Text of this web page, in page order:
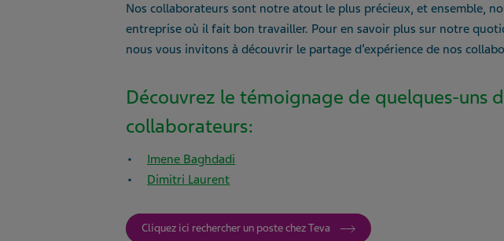
Nos collaborateurs sont notre atout le plus précieux, et ensemble,
entreprise où il fait bon travailler. Pour en savoir plus sur notre
nous vous invitons à découvrir le partage d’expérience de nos
Découvrez le témoignage de quelques-uns
collaborateurs:
Imene Baghdadi
Dimitri Laurent
Cliquez ici rechercher un poste chez Teva